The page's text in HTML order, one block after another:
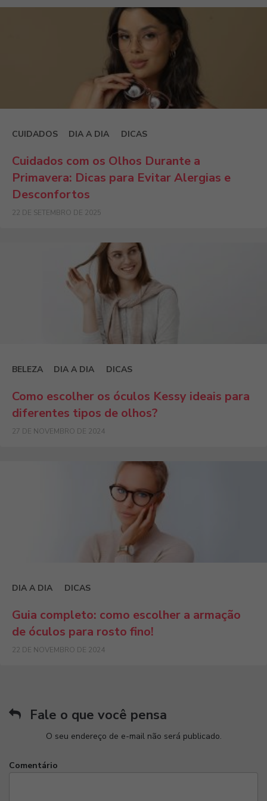
CUIDADOS DIA A DIA DICAS
Cuidados com os Olhos Durante a
Primavera: Dicas para Evitar Alergias e
Desconfortos
22 DE SETEMBRO DE 2025
BELEZA DIA A DIA DICAS
Como escolher os óculos Kessy ideais para
diferentes tipos de olhos?
27 DE NOVEMBRO DE 2024
DIA A DIA DICAS
Guia completo: como escolher a armação
de óculos para rosto fino!
22 DE NOVEMBRO DE 2024
Fale o que você pensa
O seu endereço de e-mail não será publicado.
Comentário